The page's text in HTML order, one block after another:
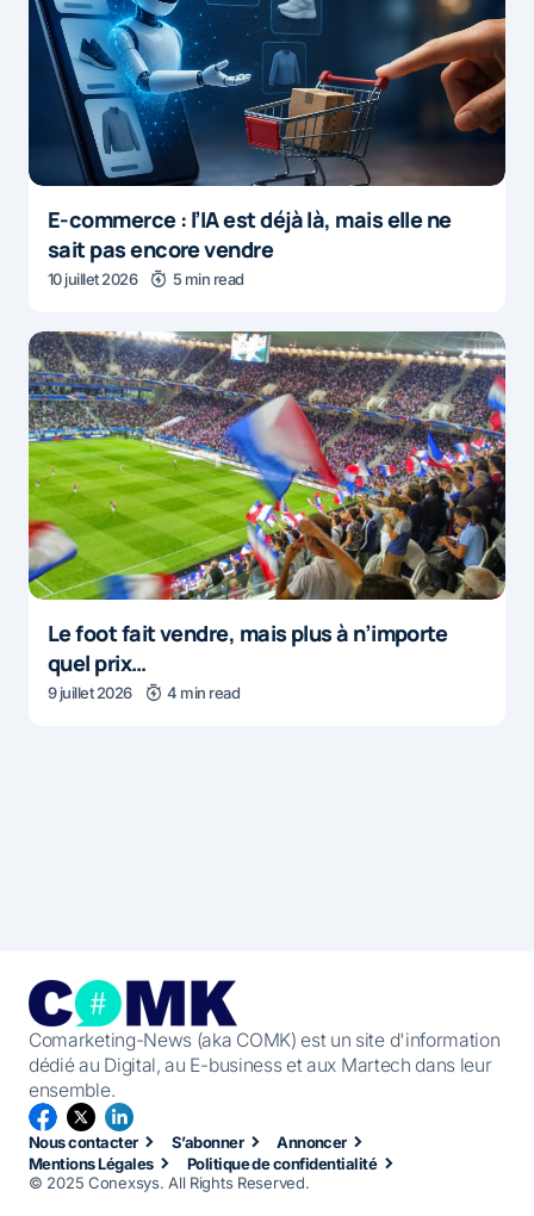
E-commerce : l’IA est déjà là, mais elle ne
sait pas encore vendre
10 juillet 2026 5 min read
Le foot fait vendre, mais plus à n’importe
quel prix…
9 juillet 2026 4 min read
Comarketing-News (aka COMK) est un site d'information
dédié au Digital, au E-business et aux Martech dans leur
ensemble.
Nous contacter S’abonner
Annoncer
Mentions Légales
Politique de confidentialité
© 2025 Conexsys. All Rights Reserved.